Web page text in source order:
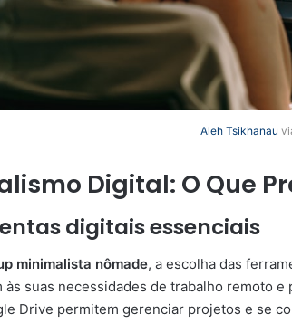
Aleh Tsikhanau
Digital: O Que
digitais essenciais
minimalista nômade, a escolha das
às suas necessidades de trabalho remoto
Drive permitem gerenciar projetos e se